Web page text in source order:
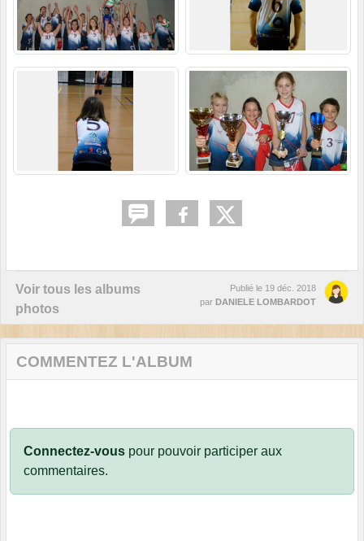
Voir tous les albums
photos
Publié le 19 déc. 2018
par DANIELE LOMBARDOT
COMMENTEZ L'ALBUM
Connectez-vous pour pouvoir participer aux
commentaires.